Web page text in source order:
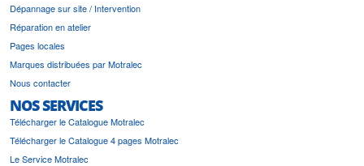
Dépannage sur site / Intervention
Réparation en atelier
Pages locales
Marques distribuées par Motralec
Nous contacter
NOS SERVICES
Télécharger le Catalogue Motralec
Télécharger le Catalogue 4 pages Motralec
Le Service Motralec